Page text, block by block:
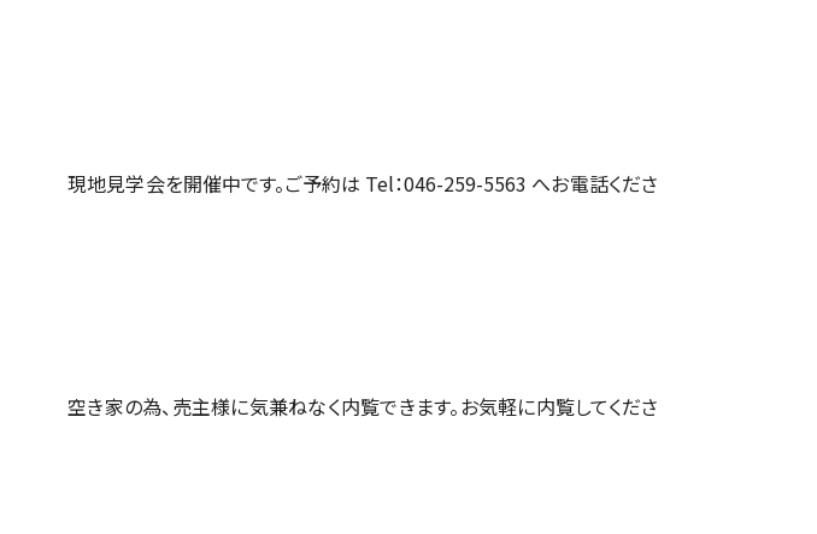
現地見学会を開催中です。ご予約は Tel：046-259-5563 へお電話くださ
空き家の為、売主様に気兼ねなく内覧できます。お気軽に内覧してくださ